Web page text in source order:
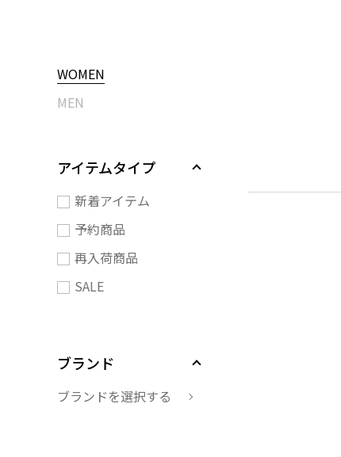
WOMEN
MEN
アイテムタイプ
新着アイテム
予約商品
再入荷商品
SALE
ブランド
ブランドを選択する